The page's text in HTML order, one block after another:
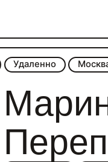
Удаленно